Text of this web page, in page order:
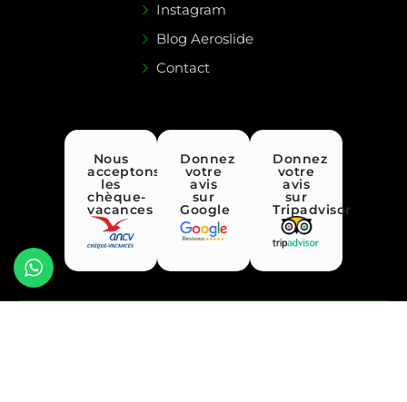
Instagram
Blog Aeroslide
Contact
Nous
acceptons
les
chèque-
vacances
Donnez
votre
avis
sur
Google
Donnez
votre
avis
sur
Tripadvisor